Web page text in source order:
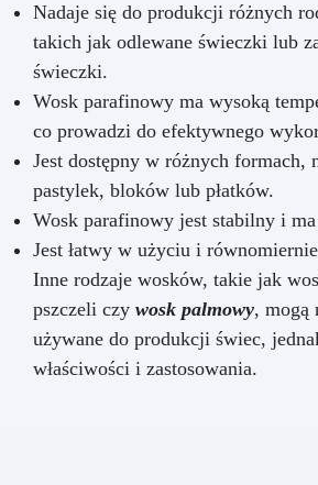
Nadaje się do produkcji różnych
takich jak odlewane świeczki lub
świeczki.
Wosk parafinowy ma wysoką
co prowadzi do efektywnego
Jest dostępny w różnych formach,
pastylek, bloków lub płatków.
Wosk parafinowy jest stabilny i ma
Jest łatwy w użyciu i
Inne rodzaje wosków, takie jak
pszczeli czy wosk palmowy, mogą
używane do produkcji świec,
właściwości i zastosowania.